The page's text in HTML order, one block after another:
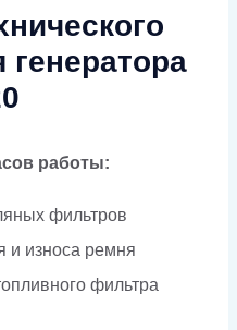
работы:
фильтров
и износа ремня
фильтра